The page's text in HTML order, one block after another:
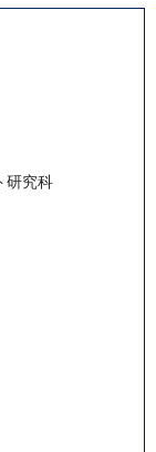
研究科